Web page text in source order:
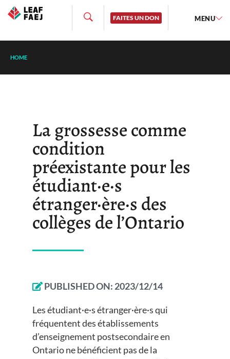
FAITES UN DON MENU
HOME
La grossesse comme
condition
préexistante pour les
étudiant·e·s
étranger·ère·s des
collèges de l’Ontario
PUBLISHED ON: 2023/12/14
Les étudiant·e·s étranger·ère·s qui
fréquentent des établissements
d’enseignement postsecondaire en
Ontario ne bénéficient pas de la